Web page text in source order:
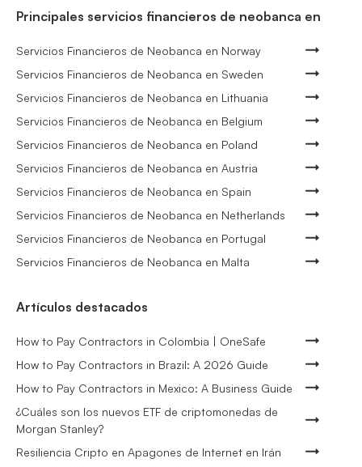
Principales servicios financieros de neobanca en
Servicios Financieros de Neobanca en Norway
Servicios Financieros de Neobanca en Sweden
Servicios Financieros de Neobanca en Lithuania
Servicios Financieros de Neobanca en Belgium
Servicios Financieros de Neobanca en Poland
Servicios Financieros de Neobanca en Austria
Servicios Financieros de Neobanca en Spain
Servicios Financieros de Neobanca en Netherlands
Servicios Financieros de Neobanca en Portugal
Servicios Financieros de Neobanca en Malta
Artículos destacados
How to Pay Contractors in Colombia | OneSafe
How to Pay Contractors in Brazil: A 2026 Guide
How to Pay Contractors in Mexico: A Business Guide
¿Cuáles son los nuevos ETF de criptomonedas de
Morgan Stanley?
Resiliencia Cripto en Apagones de Internet en Irán